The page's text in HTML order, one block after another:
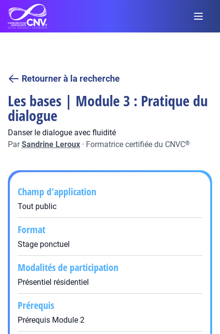
Retourner à la recherche
Les bases | Module 3 : Pratique du
dialogue
Danser le dialogue avec fluidité
ParSandrine Leroux · Formatrice certifiée du CNVC®
Champ d'application
Tout public
Format
Stage ponctuel
Modalités de participation
Présentiel résidentiel
Prérequis
Prérequis Module 2